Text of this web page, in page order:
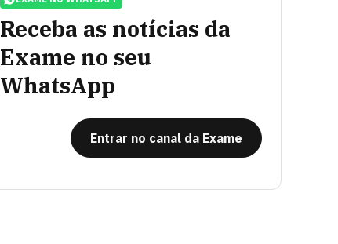
Receba as notícias da
Exame no seu
WhatsApp
Entrar no canal da Exame